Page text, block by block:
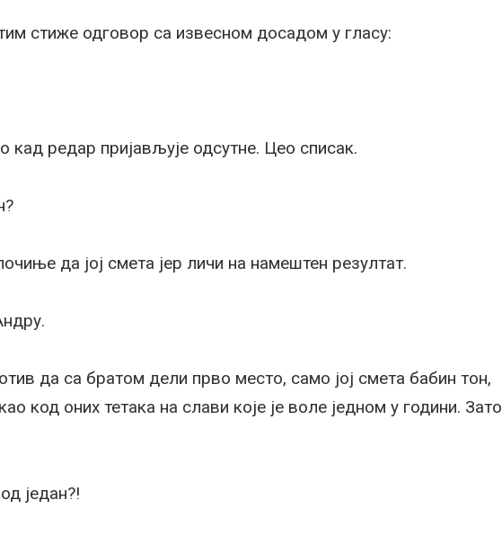
стиже одговор са извесном досадом у гласу:
кад редар пријављује одсутне. Цео списак.
да јој смета јер личи на намештен резултат.
да са братом дели прво место, само јој смета бабин тон,
код оних тетака на слави које је воле једном у години. Зато
један?!